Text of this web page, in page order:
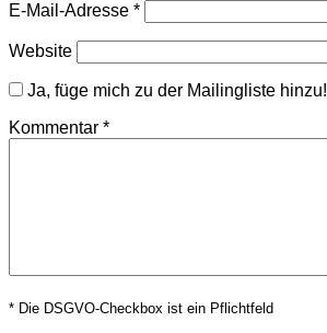
E-Mail-Adresse *
Website
Ja, füge mich zu der Mailingliste hinzu!
Kommentar *
* Die DSGVO-Checkbox ist ein Pflichtfeld